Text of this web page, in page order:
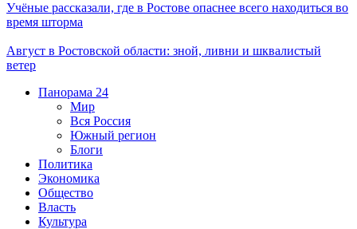
Учёные рассказали, где в Ростове опаснее всего находиться во
время шторма
Август в Ростовской области: зной, ливни и шквалистый
ветер
Панорама 24
Мир
Вся Россия
Южный регион
Блоги
Политика
Экономика
Общество
Власть
Культура